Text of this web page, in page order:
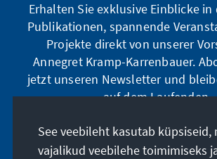
Erhalten Sie exklusive Einblicke in
Publikationen, spannende
Projekte direkt von unserer
Annegret Kramp-Karrenbauer.
jetzt unseren Newsletter und
auf dem Laufenden.
Jetzt abonnieren
See veebileht kasutab küpsiseid,
vajalikud veebilehe toimimiseks